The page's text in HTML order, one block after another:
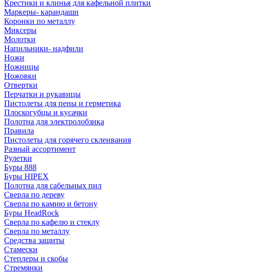
Крестики и клинья для кафельной плитки
Маркеры- карандаши
Коронки по металлу
Миксеры
Молотки
Напильники- надфили
Ножи
Ножницы
Ножовки
Отвертки
Перчатки и рукавицы
Пистолеты для пены и герметика
Плоскогубцы и кусачки
Полотна для электролобзика
Правила
Пистолеты для горячего склеивания
Разный ассортимент
Рулетки
Буры 888
Буры HIPEX
Полотна для сабельных пил
Сверла по дереву
Сверла по камню и бетону
Буры HeadRock
Сверла по кафелю и стеклу
Сверла по металлу
Средства защиты
Стамески
Степлеры и скобы
Стремянки